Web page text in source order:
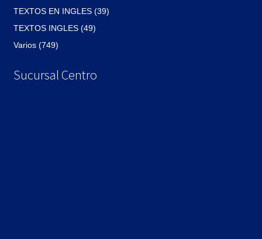
TEXTOS EN INGLES (39)
TEXTOS INGLES (49)
Varios (749)
Sucursal Centro